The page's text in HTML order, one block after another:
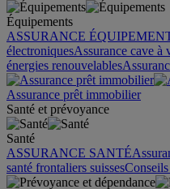
Équipements
ASSURANCE
électroniquesAssurance cave à
énergies renouvelables
Assurance prêt immobilier
Santé et prévoyance
Santé
ASSURANCE SANTÉ
santé frontaliers suissesConseils